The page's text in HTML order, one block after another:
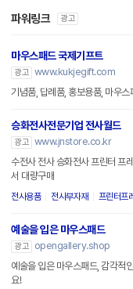
파워링크 광고
마우스패드 국제기프트
광고 www.kukjegift.com
기념품, 답례품, 홍보용품, 마우
승화전사전문기업 전사월드
광고 www.jnstore.co.kr
수전사 전사 승화전사 프린터 프
서 대량구매
전사용품 전사부자재 프린터프
예술을 입은 마우스패드
광고
opengallery.shop
예술을 입은 마우스패드, 감각적
요!